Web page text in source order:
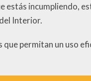
estás
Interior.
que permitan un uso